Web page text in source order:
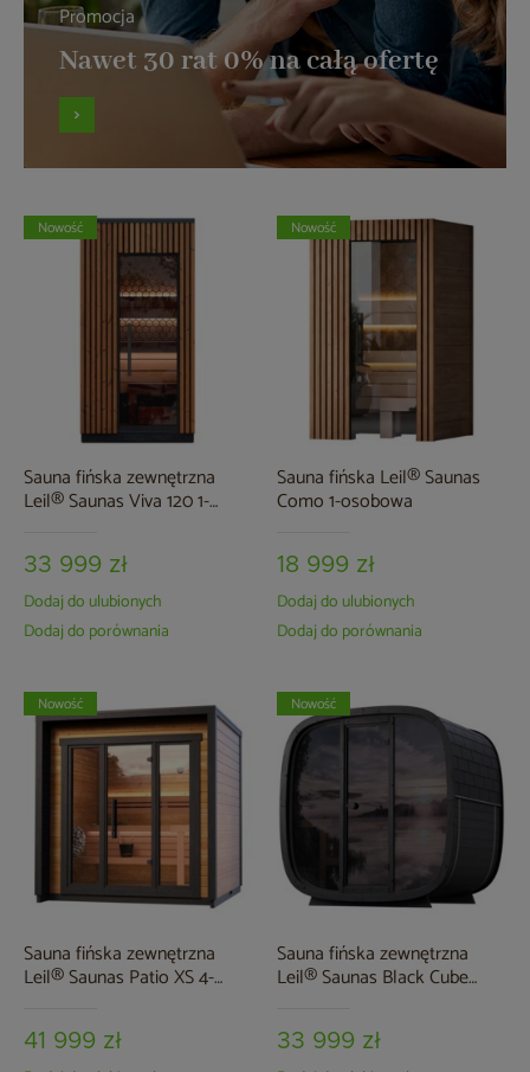
Promocja
Nawet 30 rat 0% na całą ofertę
Sauna fińska zewnętrzna
Leil® Saunas Viva 120 1-
33 999 zł
Nowość
Dodaj do ulubionych
Dodaj do porównania
Sauna fińska Leil® Saunas
Como 1-osobowa
18 999 zł
Nowość
Dodaj do ulubionych
Dodaj do porównania
Sauna fińska zewnętrzna
Leil® Saunas Patio XS 4-
41 999 zł
Nowość
Sauna fińska zewnętrzna
Leil® Saunas Black Cube
33 999 zł
Nowość